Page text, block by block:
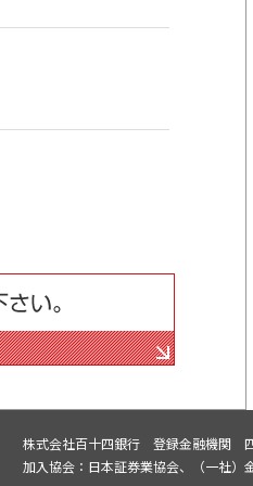
株式会社百十四銀行 登録金融機関
加入協会：日本証券業協会、（一社）